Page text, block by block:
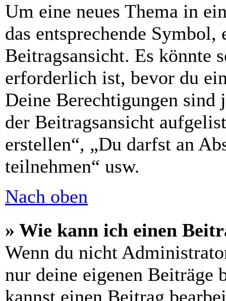
Um eine neues Thema in
das entsprechende
Beitragsansicht. Es könnte
erforderlich ist, bevor du
Deine Berechtigungen sind
der Beitragsansicht
erstellen“, „Du darfst an
teilnehmen“ usw.
Nach oben
» Wie kann ich einen
Wenn du nicht
nur deine eigenen Beiträge
kannst einen Beitrag